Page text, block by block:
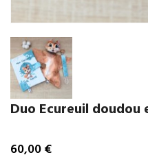
Duo Ecureuil
60,00 €